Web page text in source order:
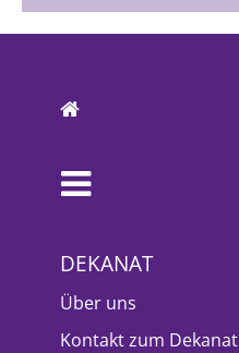
DEKANAT
Über uns
Kontakt zum Dekanat